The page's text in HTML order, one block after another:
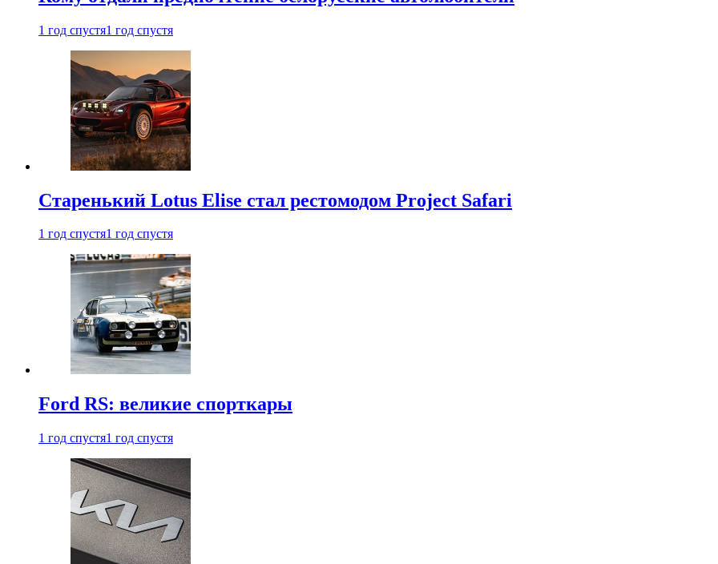
1 год спустя1 год спустя
Старенький Lotus Elise стал рестомодом Project Safari
1 год спустя1 год спустя
Ford RS: великие спорткары
1 год спустя1 год спустя